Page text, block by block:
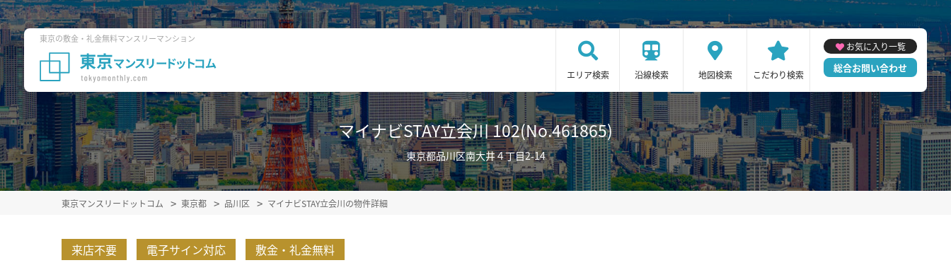
東京の敷金・礼金無料マンスリーマンション
エリア検索 沿線検索 地図検索 こだわり検索
お気に入り一覧
総合お問い合わせ
マイナビSTAY立会川 102(No.461865)
東京都品川区南大井４丁目2-14
東京マンスリードットコム 東京都 品川区 マイナビSTAY立会川の物件詳細
来店不要 電子サイン対応 敷金・礼金無料